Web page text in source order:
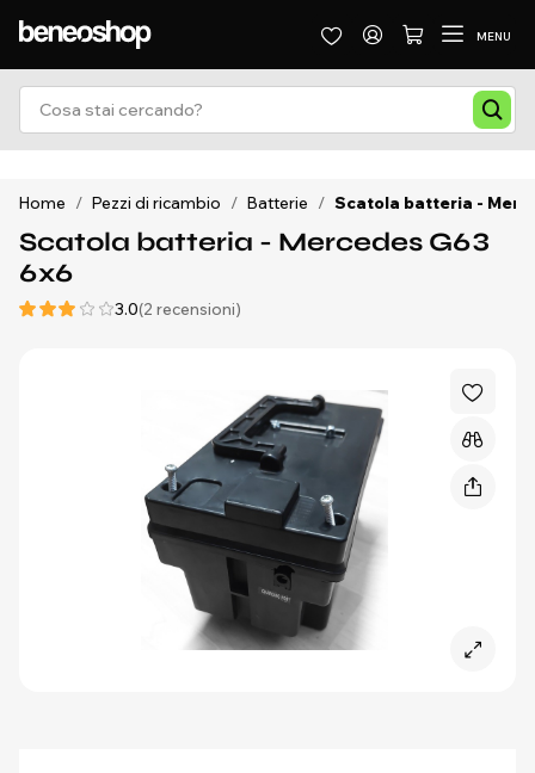
MENU
Home / Pezzi di ricambio / Batterie / Scatola batteria -
Scatola batteria - Mercedes G63
6x6
3.0(2 recensioni)